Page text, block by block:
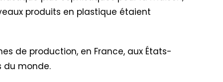
produits en plastique étaient
de production, en France, aux États-
du monde.